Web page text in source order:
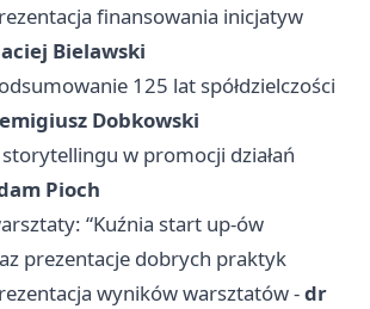
finansowania inicjatyw
Bielawski
125 lat spółdzielczości
Dobkowski
w promocji działań
Pioch
“Kuźnia start up-ów
prezentacje dobrych praktyk
wyników warsztatów -dr